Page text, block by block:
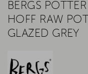
BERGS
HOFF RAW
GLAZED GREY